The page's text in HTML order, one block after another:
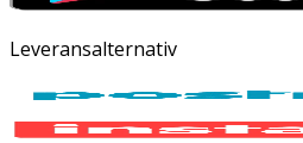
Leveransalternativ